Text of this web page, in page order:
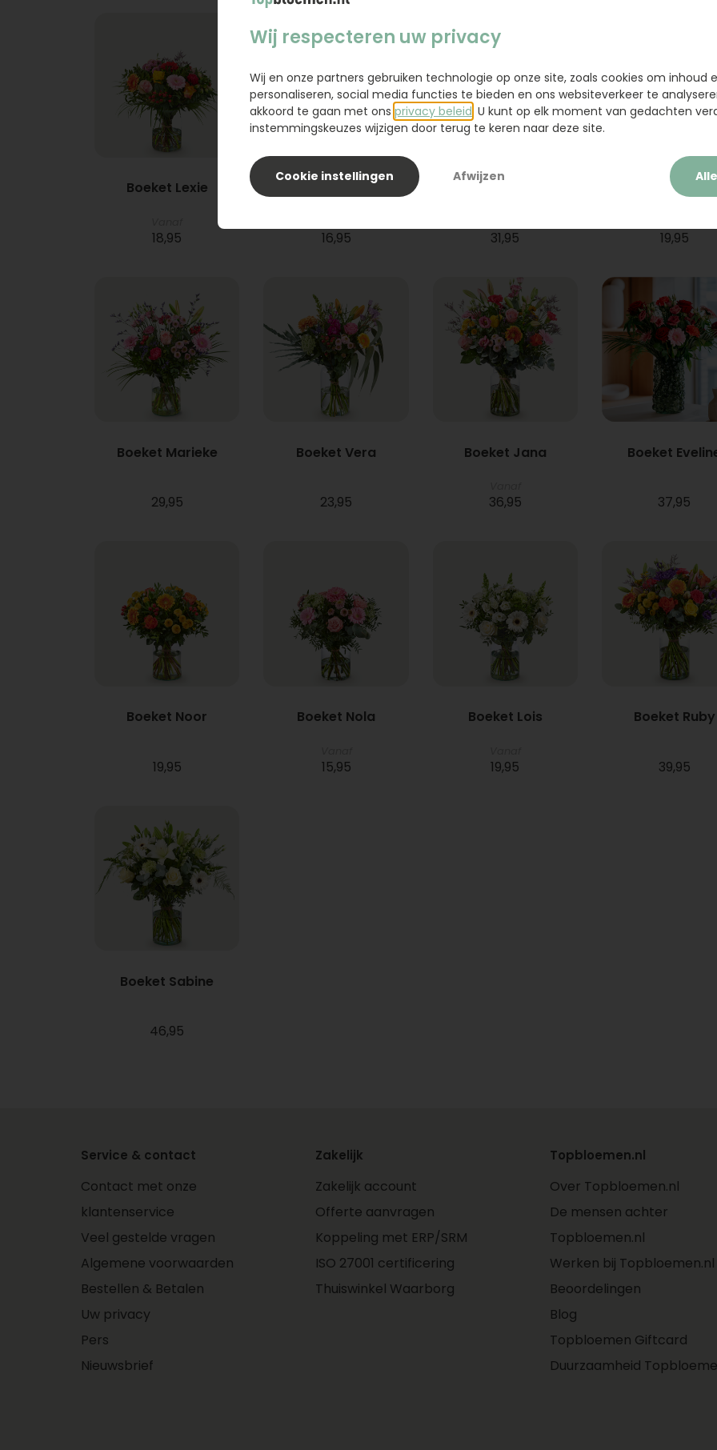
Boeket Lexie
18,95
Phlebodium
16,95
Boeket Raya
31,95
Sanseveria
19,95
Boeket Marieke
29,95
Boeket Vera
23,95
Boeket Jana
36,95
Boeket
37,95
Boeket Noor
19,95
Boeket Nola
15,95
Boeket Lois
19,95
Boeket Ruby
39,95
Boeket Sabine
46,95
Service & contact
Contact met onze
klantenservice
Veel gestelde vragen
Algemene voorwaarden
Bestellen & Betalen
Uw privacy
Pers
Nieuwsbrief
Zakelijk
Zakelijk account
Offerte aanvragen
Koppeling met ERP/SRM
ISO 27001 certificering
Thuiswinkel Waarborg
Topbloemen.nl
Over Topbloemen.nl
De mensen achter
Topbloemen.nl
Werken bij Topbloemen.nl
Beoordelingen
Blog
Topbloemen Giftcard
Duurzaamheid
Wij respecteren uw privacy
Wij en onze partners gebruiken technologie op onze site, zoals cookies om inhoud
personaliseren, social media functies te bieden en ons websiteverkeer te
akkoord te gaan met ons privacy beleid . U kunt op elk moment van gedachten
instemmingskeuzes wijzigen door terug te keren naar deze site.
Cookie instellingen Afwijzen